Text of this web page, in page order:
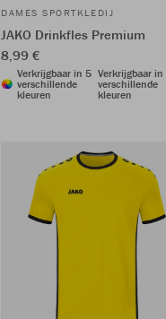
DAMES SPORTKLEDIJ
JAKO Drinkfles Premium
8,99 €
Verkrijgbaar in 5
verschillende
kleuren
Verkrijgbaar in
verschillende
kleuren